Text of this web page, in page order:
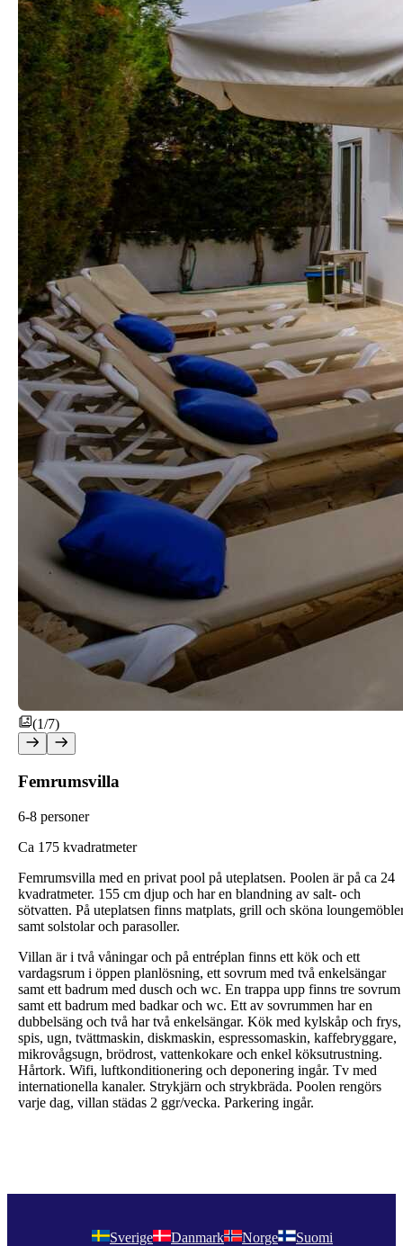
(1/7)
Femrumsvilla
6-8 personer
Ca 175 kvadratmeter
Femrumsvilla med en privat pool på uteplatsen. Poolen är på ca 24
kvadratmeter. 155 cm djup och har en blandning av salt- och
sötvatten. På uteplatsen finns matplats, grill och sköna
samt solstolar och parasoller.
Villan är i två våningar och på entréplan finns ett kök och ett
vardagsrum i öppen planlösning, ett sovrum med två enkelsängar
samt ett badrum med dusch och wc. En trappa upp finns tre sovrum
samt ett badrum med badkar och wc. Ett av sovrummen har en
dubbelsäng och två har två enkelsängar. Kök med kylskåp och frys,
spis, ugn, tvättmaskin, diskmaskin, espressomaskin, kaffebryggare,
mikrovågsugn, brödrost, vattenkokare och enkel köksutrustning.
Hårtork. Wifi, luftkonditionering och deponering ingår. Tv med
internationella kanaler. Strykjärn och strykbräda. Poolen rengörs
varje dag, villan städas 2 ggr/vecka. Parkering ingår.
Sverige Danmark Norge Suomi